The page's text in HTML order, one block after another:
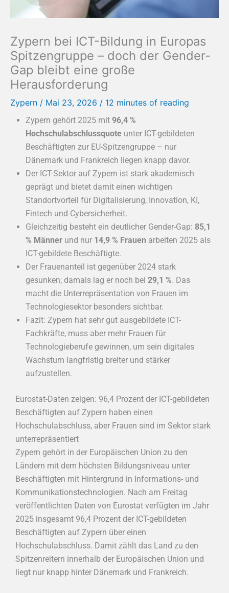
Zypern bei ICT-Bildung in Europas
Spitzengruppe – doch der Gender-
Gap bleibt eine große
Herausforderung
Zypern / Mai 23, 2026 / 12 minutes of reading
Zypern gehört 2025 mit 96,4 %
Hochschulabschlussquote unter ICT-gebildeten
Beschäftigten zur EU-Spitzengruppe – nur
Dänemark und Frankreich liegen knapp davor.
Der ICT-Sektor auf Zypern ist stark akademisch
geprägt und bietet damit einen wichtigen
Standortvorteil für Digitalisierung, Innovation, KI,
Fintech und Cybersicherheit.
Gleichzeitig besteht ein deutlicher Gender-Gap: 85,1
% Männer und nur 14,9 % Frauen arbeiten 2025 als
ICT-gebildete Beschäftigte.
Der Frauenanteil ist gegenüber 2024 stark
gesunken; damals lag er noch bei 29,1 %. Das
macht die Unterrepräsentation von Frauen im
Technologiesektor besonders sichtbar.
Fazit: Zypern hat sehr gut ausgebildete ICT-
Fachkräfte, muss aber mehr Frauen für
Technologieberufe gewinnen, um sein digitales
Wachstum langfristig breiter und stärker
aufzustellen.
Eurostat-Daten zeigen: 96,4 Prozent der ICT-gebildeten
Beschäftigten auf Zypern haben einen
Hochschulabschluss, aber Frauen sind im Sektor stark
unterrepräsentiert
Zypern gehört in der Europäischen Union zu den
Ländern mit dem höchsten Bildungsniveau unter
Beschäftigten mit Hintergrund in Informations- und
Kommunikationstechnologien. Nach am Freitag
veröffentlichten Daten von Eurostat verfügten im Jahr
2025 insgesamt 96,4 Prozent der ICT-gebildeten
Beschäftigten auf Zypern über einen
Hochschulabschluss. Damit zählt das Land zu den
Spitzenreitern innerhalb der Europäischen Union und
liegt nur knapp hinter Dänemark und Frankreich.